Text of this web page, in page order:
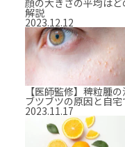
顔の大きさの平均は
解説
2023.12.12
【医師監修】稗粒腫
ブツブツの原因と自
2023.11.17